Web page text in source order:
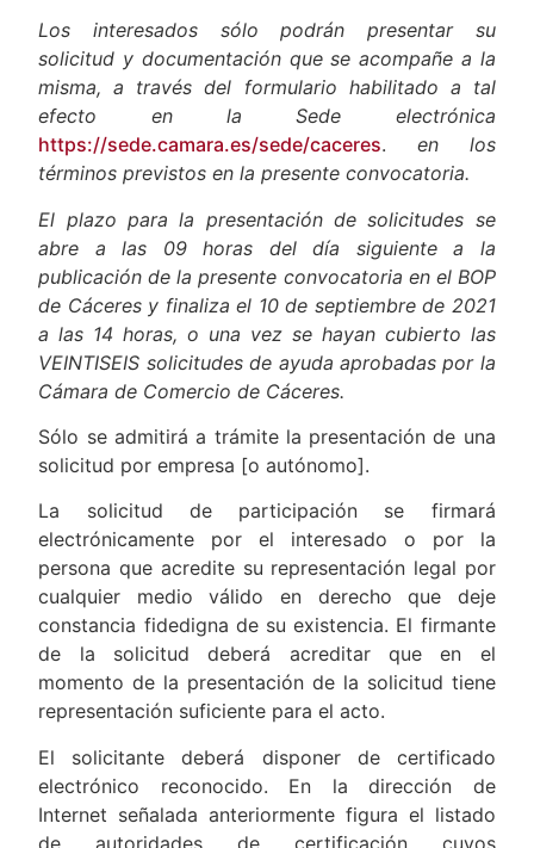
Los interesados sólo podrán presentar su
solicitud y documentación que se acompañe a la
misma, a través del formulario habilitado a tal
efecto en la Sede electrónica
https://sede.camara.es/sede/caceres. en los
términos previstos en la presente convocatoria.
El plazo para la presentación de solicitudes se
abre a las 09 horas del día siguiente a la
publicación de la presente convocatoria en el BOP
de Cáceres y finaliza el 10 de septiembre de 2021
a las 14 horas, o una vez se hayan cubierto las
VEINTISEIS solicitudes de ayuda aprobadas por la
Cámara de Comercio de Cáceres.
Sólo se admitirá a trámite la presentación de una
solicitud por empresa [o autónomo].
La solicitud de participación se firmará
electrónicamente por el interesado o por la
persona que acredite su representación legal por
cualquier medio válido en derecho que deje
constancia fidedigna de su existencia. El firmante
de la solicitud deberá acreditar que en el
momento de la presentación de la solicitud tiene
representación suficiente para el acto.
El solicitante deberá disponer de certificado
electrónico reconocido. En la dirección de
Internet señalada anteriormente figura el listado
de autoridades de certificación cuyos